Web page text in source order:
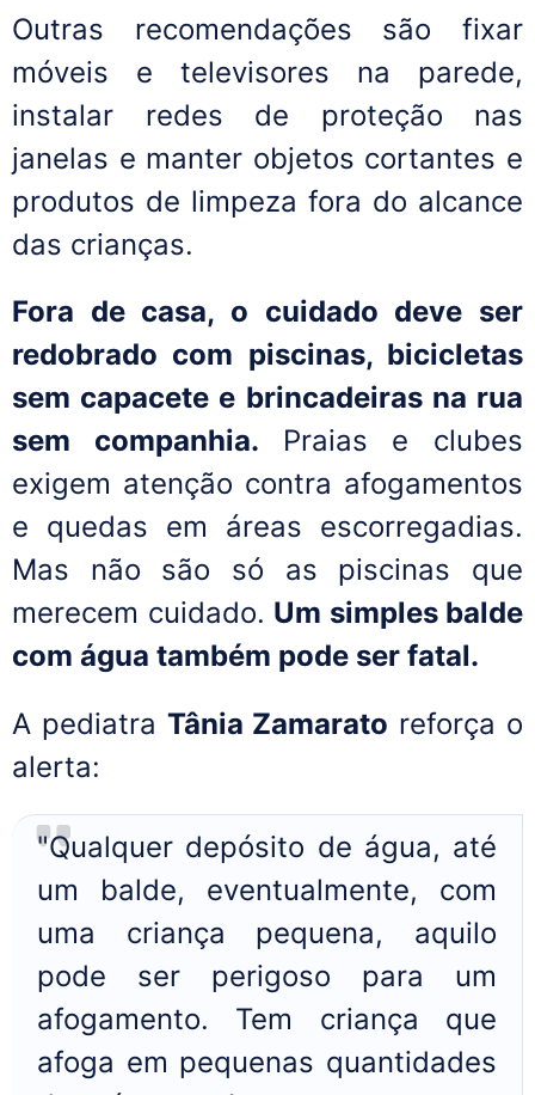
Outras recomendações são fixar
móveis e televisores na parede,
instalar redes de proteção nas
janelas e manter objetos cortantes e
produtos de limpeza fora do alcance
das crianças.
Fora de casa, o cuidado deve ser
redobrado com piscinas, bicicletas
sem capacete e brincadeiras na rua
sem companhia. Praias e clubes
exigem atenção contra afogamentos
e quedas em áreas escorregadias.
Mas não são só as piscinas que
merecem cuidado. Um simples balde
com água também pode ser fatal.
A pediatra Tânia Zamarato reforça o
alerta:
"Qualquer depósito de água, até
um balde, eventualmente, com
uma criança pequena, aquilo
pode ser perigoso para um
afogamento. Tem criança que
afoga em pequenas quantidades